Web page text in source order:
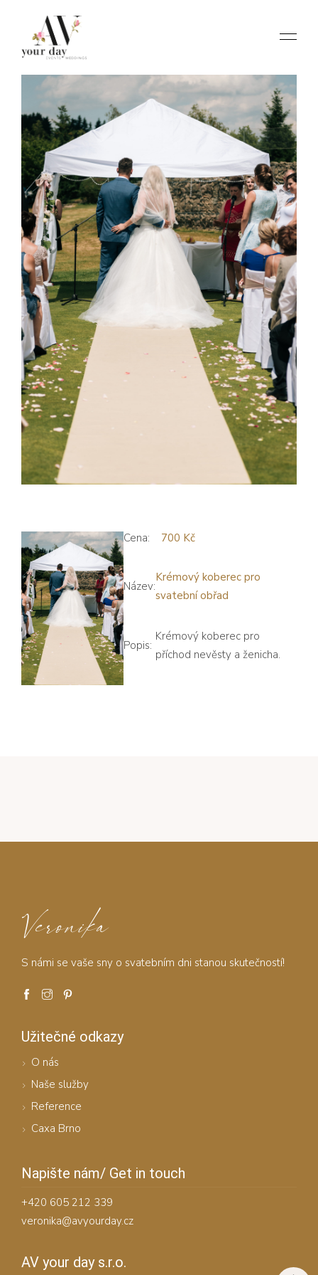
Cena: 700 Kč
Název:
Krémový koberec pro
svatební obřad
Popis:
Krémový koberec pro
příchod nevěsty a ženicha.
Veronika
S námi se vaše sny o svatebním dni stanou skutečností!
Užitečné odkazy
O nás
Naše služby
Reference
Caxa Brno
Napište nám/ Get in touch
+420 605 212 339
veronika@avyourday.cz
AV your day s.r.o.